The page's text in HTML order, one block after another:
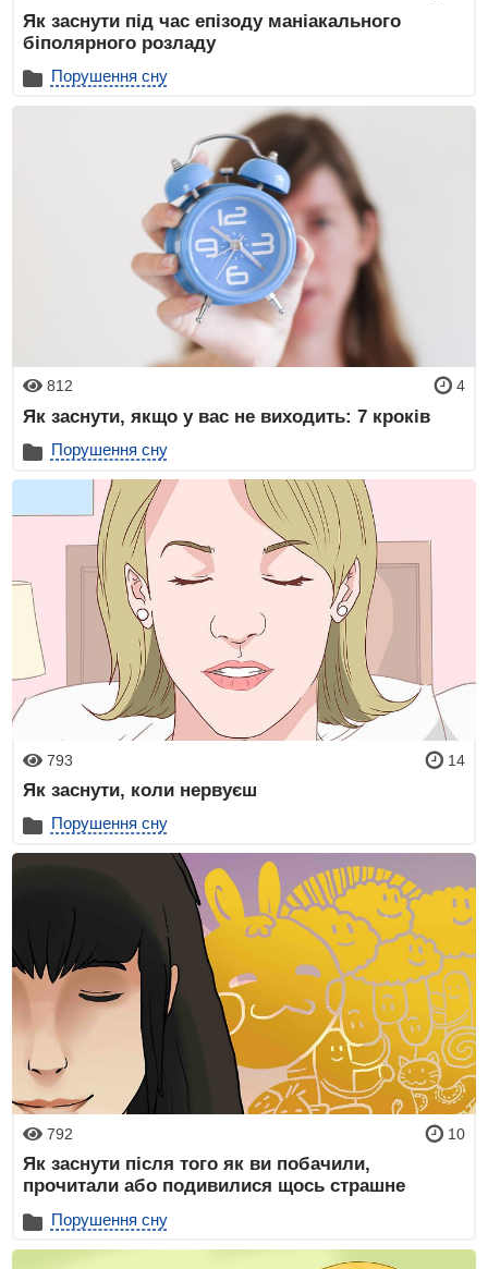
Як заснути під час епізоду маніакального
біполярного розладу
Порушення сну
812 4
Як заснути, якщо у вас не виходить: 7 кроків
Порушення сну
793 14
Як заснути, коли нервуєш
Порушення сну
792 10
Як заснути після того як ви побачили,
прочитали або подивилися щось страшне
Порушення сну